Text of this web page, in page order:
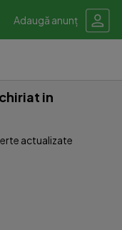
Adaugă anunț
in
actualizate